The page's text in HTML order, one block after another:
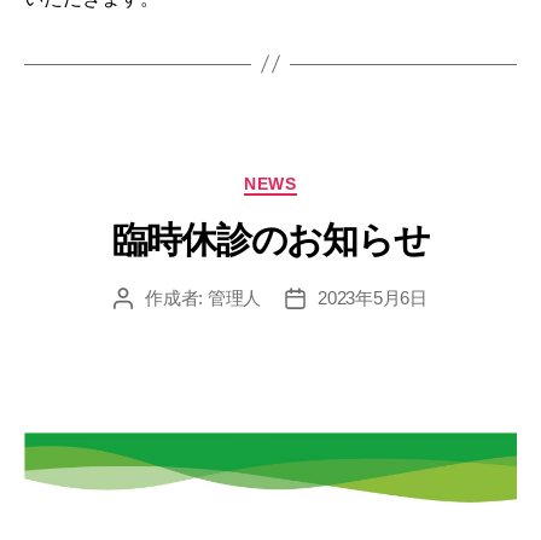
カ
テ
ゴ
リ
NEWS
臨時休診のお知らせ
投 作成者: 管理人
投
2023年5月6日